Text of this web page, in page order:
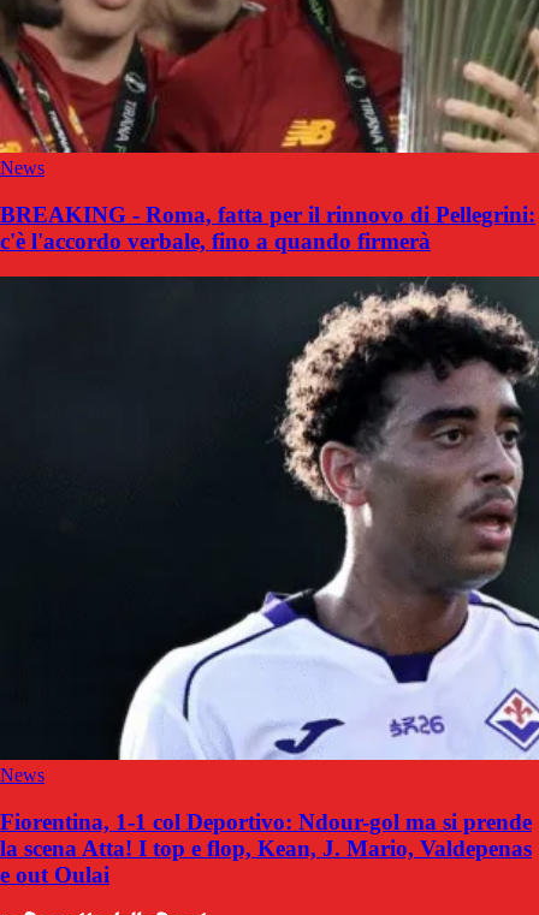
News
BREAKING - Roma, fatta per il rinnovo di Pellegrini:
c'è l'accordo verbale, fino a quando firmerà
News
Fiorentina, 1-1 col Deportivo: Ndour-gol ma si prende
la scena Atta! I top e flop, Kean, J. Mario, Valdepenas
e out Oulai